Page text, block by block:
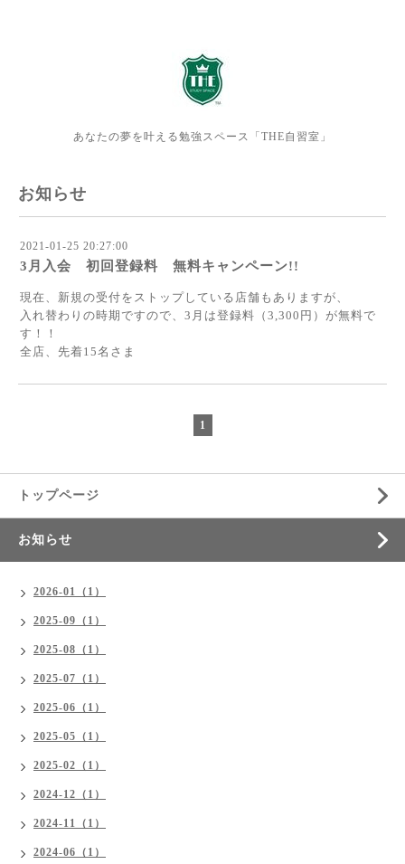
あなたの夢を叶える勉強スペース「THE自習室」
お知らせ
2021-01-25 20:27:00
3月入会 初回登録料 無料キャンペーン!!
現在、新規の受付をストップしている店舗もありますが、
入れ替わりの時期ですので、3月は登録料（3,300円）が無料で
す！！
全店、先着15名さま
1
トップページ
お知らせ
2026-01（1）
2025-09（1）
2025-08（1）
2025-07（1）
2025-06（1）
2025-05（1）
2025-02（1）
2024-12（1）
2024-11（1）
2024-06（1）